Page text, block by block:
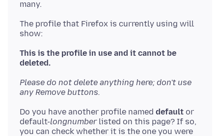
The profile that Firefox is currently using will
show:
This is the profile in use and it cannot be
deleted.
Please do not delete anything here; don't use
any Remove buttons.
Do you have another profile named default or
default-longnumberlisted on this page? If so,
you can check whether it is the one you were